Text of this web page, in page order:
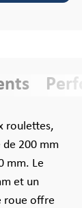
roulettes,
200 mm
mm. Le
et un
roue offre